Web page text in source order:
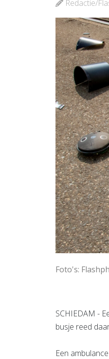
Redactie/
Foto's:
SCHIEDAM -
busje reed
Een
Bekijk de pagina